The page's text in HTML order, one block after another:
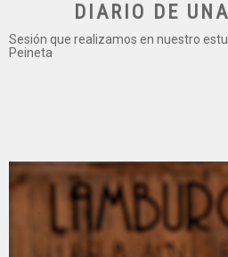
DIARIO DE
Sesión que realizamos en nuestro
Peineta